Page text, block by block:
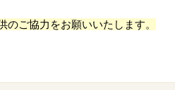
ご協力をお願いいたします。